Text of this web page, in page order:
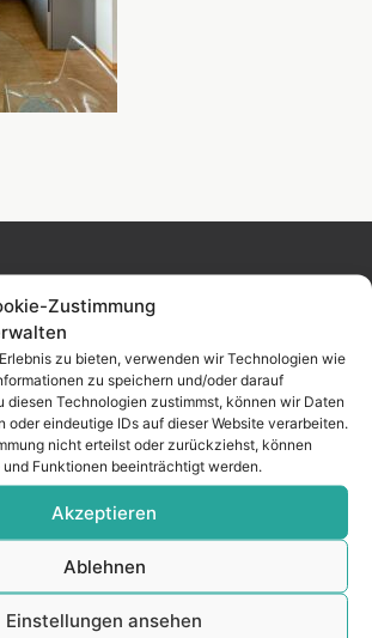
Zustimmung
zu bieten, verwenden wir Technologien wie
zu speichern und/oder darauf
diesen Technologien zustimmst, können wir Daten
oder eindeutige IDs auf dieser Website verarbeiten.
nicht erteilst oder zurückziehst, können
Funktionen beeinträchtigt werden.
Akzeptieren
Ablehnen
Einstellungen ansehen
Widerrufsrecht